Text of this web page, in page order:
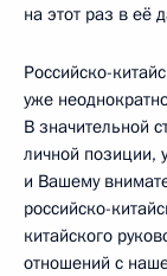
на этот раз в её
Российско-
уже
В значительной
личной позиции,
и Вашему
российско-
китайского
отношений с